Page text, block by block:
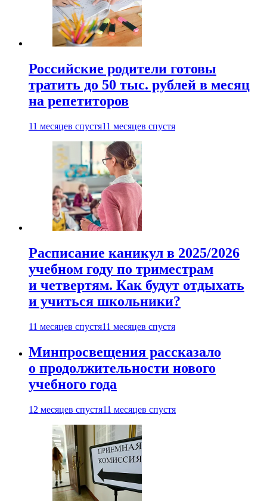
Российские родители готовы
тратить до 50 тыс. рублей в месяц
на репетиторов
11 месяцев спустя11 месяцев спустя
Расписание каникул в 2025/2026
учебном году по триместрам
и четвертям. Как будут отдыхать
и учиться школьники?
11 месяцев спустя11 месяцев спустя
Минпросвещения рассказало
о продолжительности нового
учебного года
12 месяцев спустя11 месяцев спустя